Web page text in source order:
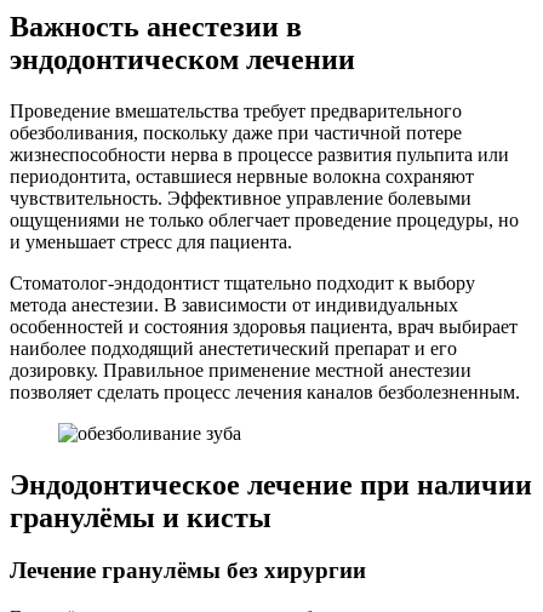
Важность анестезии в
эндодонтическом лечении
Проведение вмешательства требует предварительного
обезболивания, поскольку даже при частичной потере
жизнеспособности нерва в процессе развития пульпита или
периодонтита, оставшиеся нервные волокна сохраняют
чувствительность. Эффективное управление болевыми
ощущениями не только облегчает проведение процедуры, но
и уменьшает стресс для пациента.
Стоматолог-эндодонтист тщательно подходит к выбору
метода анестезии. В зависимости от индивидуальных
особенностей и состояния здоровья пациента, врач выбирает
наиболее подходящий анестетический препарат и его
дозировку. Правильное применение местной анестезии
позволяет сделать процесс лечения каналов безболезненным.
Эндодонтическое лечение при наличии
гранулёмы и кисты
Лечение гранулёмы без хирургии